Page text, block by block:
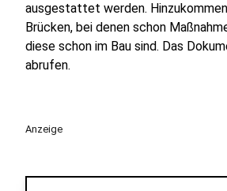
ausgestattet werden.
Brücken, bei denen schon
diese schon im Bau sind. Das
abrufen.
Anzeige